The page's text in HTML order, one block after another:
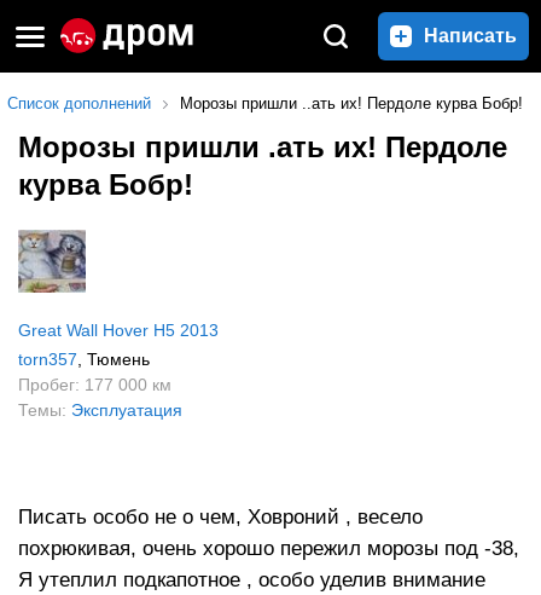
Написать
Список дополнений Морозы пришли ..ать их! Пердоле курва Бобр!
Морозы пришли .ать их! Пердоле
курва Бобр!
Great Wall Hover H5 2013
torn357 , Тюмень
Пробег: 177 000 км
Темы: Эксплуатация
Писать особо не о чем, Ховроний , весело
похрюкивая, очень хорошо пережил морозы под -38,
Я утеплил подкапотное , особо уделив внимание